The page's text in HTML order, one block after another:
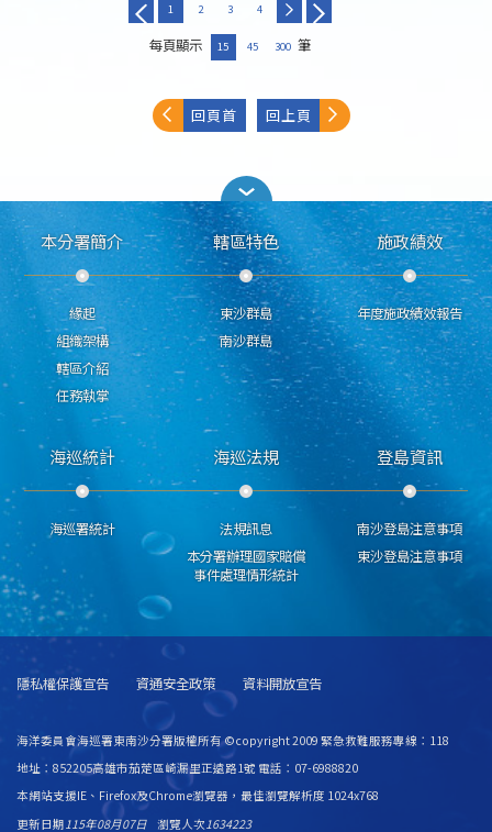
1 2 3 4
每頁顯示 15 45 300 筆
回頁首 回上頁
本分署簡介
緣起
組織架構
轄區介紹
任務執掌
轄區特色
東沙群島
南沙群島
施政績效
年度施政績效報告
海巡統計
海巡署統計
海巡法規
法規訊息
本分署辦理國家賠償
事件處理情形統計
登島資訊
南沙登島注意事項
東沙登島注意事項
隱私權保護宣告 資通安全政策 資料開放宣告
海洋委員會海巡署東南沙分署版權所有 ©copyright 2009 緊急救難服務專線：118
地址：852205高雄市茄萣區崎漏里正遠路1號 電話：07-6988820
本網站支援IE、Firefox及Chrome瀏覽器，最佳瀏覽解析度 1024x768
更新日期115年08月07日 瀏覽人次1634223